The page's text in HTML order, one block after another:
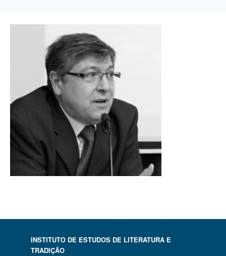
INSTITUTO DE ESTUDOS DE LITERATURA E
TRADIÇÃO